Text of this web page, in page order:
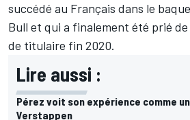
succédé au Français dans le
Bull et qui a finalement été prié
de titulaire fin 2020.
Lire aussi :
Pérez voit son expérience comme
Verstappen